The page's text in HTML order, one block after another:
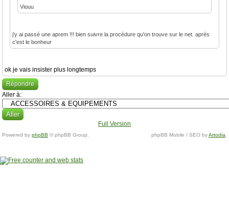
Viouu
j'y ai passé une aprem !!! bien suivre la procédure qu'on trouve sur le net. après
c'est le bonheur
ok je vais insister plus longtemps
Répondre
Aller à:
Full Version
Powered by phpBB © phpBB Group. phpBB Mobile / SEO byArtodia